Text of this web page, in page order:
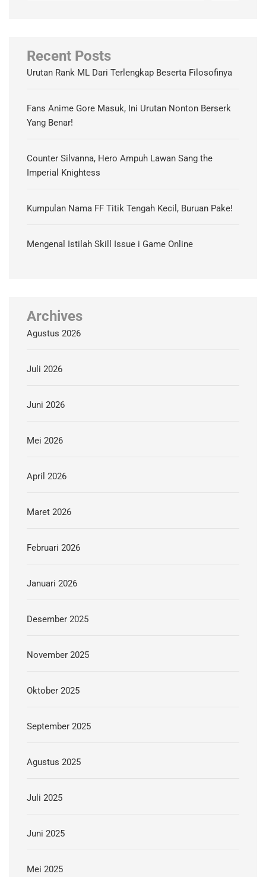
Recent Posts
Urutan Rank ML Dari Terlengkap Beserta Filosofinya
Fans Anime Gore Masuk, Ini Urutan Nonton Berserk
Yang Benar!
Counter Silvanna, Hero Ampuh Lawan Sang the
Imperial Knightess
Kumpulan Nama FF Titik Tengah Kecil, Buruan Pake!
Mengenal Istilah Skill Issue i Game Online
Archives
Agustus 2026
Juli 2026
Juni 2026
Mei 2026
April 2026
Maret 2026
Februari 2026
Januari 2026
Desember 2025
November 2025
Oktober 2025
September 2025
Agustus 2025
Juli 2025
Juni 2025
Mei 2025